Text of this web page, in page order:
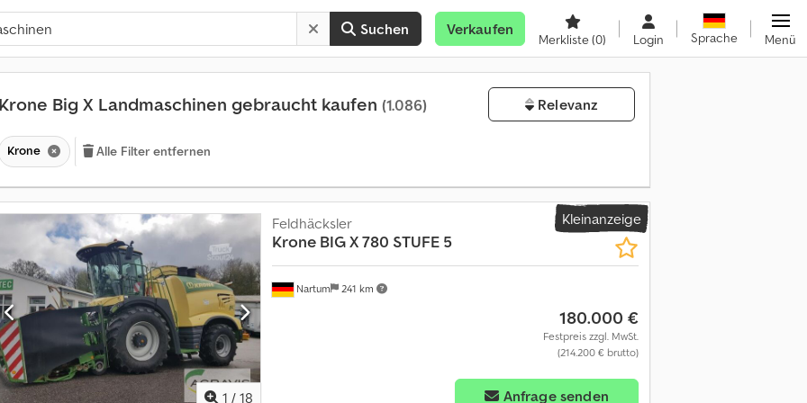
Suchen Verkaufen
Merkliste(0) Login Sprache Menü
Krone Big X Landmaschinen gebraucht kaufen (1.086) Relevanz
Krone Alle Filter entfernen
Kleinanzeige
1 / 18
Nartum 241 km
Feldhäcksler
Krone BIG X 780 STUFE 5
180.000 €
Festpreis zzgl. MwSt.
(214.200 € brutto)
Anfrage senden